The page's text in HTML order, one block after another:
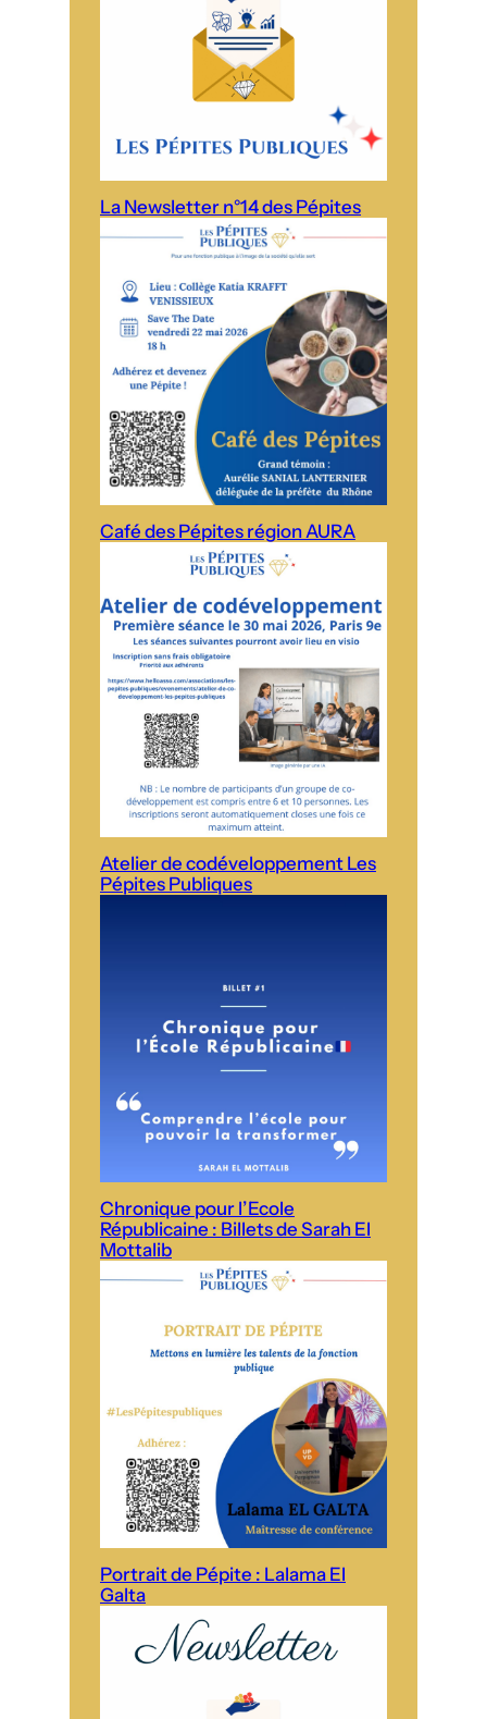
La Newsletter n°14 des Pépites
Café des Pépites région AURA
Atelier de codéveloppement Les
Pépites Publiques
Chronique pour l’Ecole
Républicaine : Billets de Sarah El
Mottalib
Portrait de Pépite : Lalama El
Galta